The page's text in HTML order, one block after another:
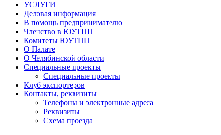
УСЛУГИ
Деловая информация
В помощь предпринимателю
Членство в ЮУТПП
Комитеты ЮУТПП
О Палате
О Челябинской области
Специальные проекты
Специальные проекты
Клуб экспортеров
Контакты, реквизиты
Телефоны и электронные адреса
Реквизиты
Схема проезда